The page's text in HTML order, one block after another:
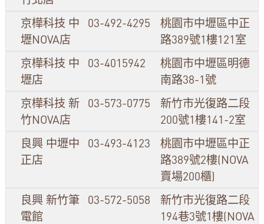
京樺科技 中
壢NOVA店
03-492-4295
桃園市中壢區中正
路389號1樓121室
京樺科技 中
壢店
03-4015942
桃園市中壢區明德
南路38-1號
京樺科技 新
竹NOVA店
03-573-0775
新竹市光復路二段
200號1樓141-2室
良興 中壢中
正店
03-493-4123
桃園市中壢區中正
路389號2樓(NOVA
賣場200櫃)
良興 新竹筆
電館
03-572-5058
新竹市光復路二段
194巷3號1樓(NOVA